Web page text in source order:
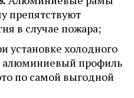
препятствуют
в случае пожара;
установке холодного
алюминиевый профиль
по самой выгодной